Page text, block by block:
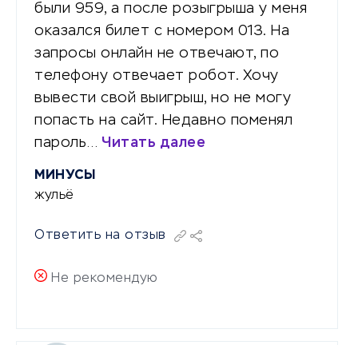
были 959, а после розыгрыша у меня
оказался билет с номером 013. На
запросы онлайн не отвечают, по
телефону отвечает робот. Хочу
вывести свой выигрыш, но не могу
попасть на сайт. Недавно поменял
пароль… Читать далее
МИНУСЫ
жульё
Ответить на отзыв
Не рекомендую